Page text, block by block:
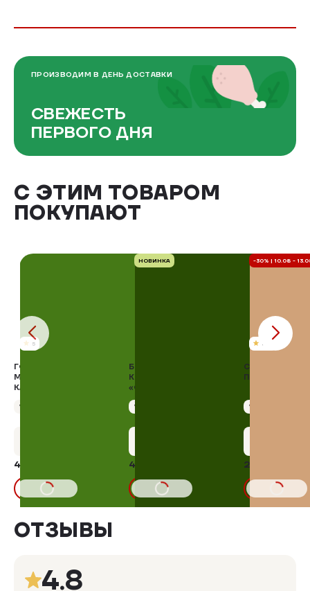
ПРОИЗВОДИМ В ДЕНЬ ДОСТАВКИ
СВЕЖЕСТЬ
ПЕРВОГО ДНЯ
С ЭТИМ ТОВАРОМ
ПОКУПАЮТ
5
ГОЛЕНЬ КУРИНАЯ В
МАРИНАДЕ ПО-
КАВКАЗСКИ С КИНЗОЙ
Упаковка 900 г
412,09 ₽
В КОРЗИНУ
НОВИНКА
БЕДРО БЕЗ КОЖИ НА
КОСТИ В МАРИНАДЕ
«СЛАДКИЙ ЧИЛИ»
Упаковка 900 г
421,70 ₽
В КОРЗИНУ
-30% | 10.08 -
4.8
СЫР
ПИЦЦЫ"
Упаковка 250 г
223,86 ₽
В КОРЗИНУ
ОТЗЫВЫ
4.8